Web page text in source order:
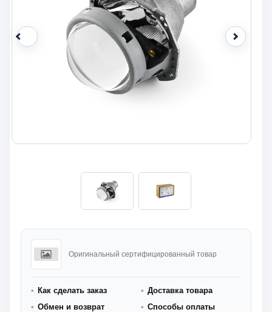
Оригинальный сертифицированный товар
Как сделать заказ
Доставка товара
Обмен и возврат
Способы оплаты